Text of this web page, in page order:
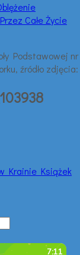
Całe Życie
Krainie Książek